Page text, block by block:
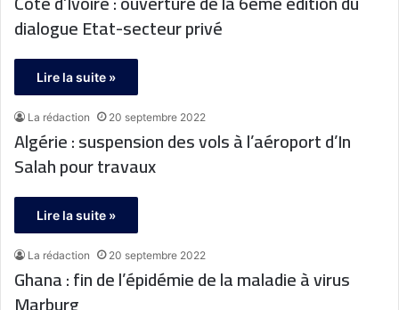
dialogue Etat-secteur privé
Lire la suite »
La rédaction 20 septembre 2022
Algérie : suspension des vols à l’aéroport d’In
Salah pour travaux
Lire la suite »
La rédaction 20 septembre 2022
Ghana : fin de l’épidémie de la maladie à virus